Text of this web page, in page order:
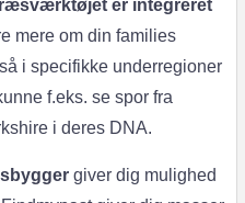
er integreret
mere om din families
i specifikke underregioner
f.eks. se spor fra
i deres DNA.
giver dig mulighed